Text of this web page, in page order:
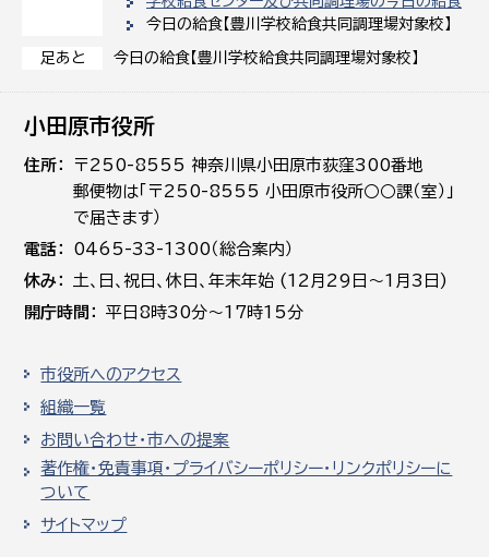
今日の給食【豊川学校給食共同調理場対象校】
足あと 今日の給食【豊川学校給食共同調理場対象校】
小田原市役所
住所
〒250-8555 神奈川県小田原市荻窪300番地
郵便物は「〒250-8555 小田原市役所○○課（室）」
で届きます）
電話
0465-33-1300（総合案内）
休み
土､日､祝日、休日、年末年始 (12月29日～1月3日)
開庁時間
平日8時30分～17時15分
市役所へのアクセス
組織一覧
お問い合わせ・市への提案
著作権・免責事項・プライバシーポリシー・リンクポリシーに
ついて
サイトマップ